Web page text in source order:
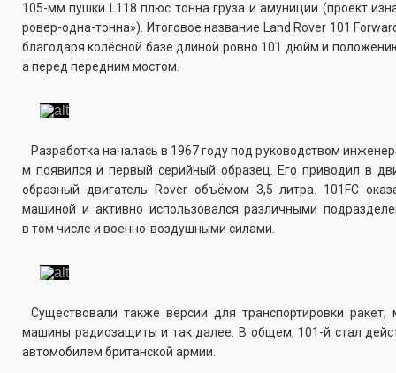
105-мм пушки L118 плюс тонна груза и амуниции (проект
ровер-одна-тонна»). Итоговое название Land Rover 101
благодаря колёсной базе длиной ровно 101 дюйм и
а перед передним мостом.
Разработка началась в 1967 году под руководством
м появился и первый серийный образец. Его приводил в
образный двигатель Rover объёмом 3,5 литра. 101FC
машиной и активно использовался различными
в том числе и военно-воздушными силами.
Существовали также версии для транспортировки ракет,
машины радиозащиты и так далее. В общем, 101-й стал
автомобилем британской армии.